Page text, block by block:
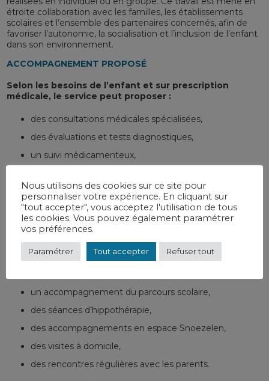
étroite collaboration avec les familles, les établissements
scolaires et l’ensemble des partenaires concernés, afin de
favoriser l’autonomie, la socialisation et l’inclusion de l’enfant
dans son environnement.
ACCOMPAGNEMENT PROPOSÉ
Selon les besoins de l’enfant et sur prescription
médicale, le service peut proposer :
des consultations médicales spécialisées,
des évaluations et tests diagnostiques,
un suivi médicamenteux,
des bilans et suivis en ergothérapie,
des bilans et suivis en psychomotricité,
des ateliers thérapeutiques et d’observation,
des actions de psychoéducation,
des contacts et un travail de coordination avec les
un accompagnement du parcours scolaire,
des séances d’hippothérapie,
des accompagnements en espace Snoezelen,
des visites à domicile,
des rencontres régulières avec les parents.
Nous utilisons des cookies sur ce site pour
personnaliser votre expérience. En cliquant sur
"tout accepter", vous acceptez l'utilisation de tous
les cookies. Vous pouvez également paramétrer
vos préférences.
Paramétrer Tout accepter Refuser tout